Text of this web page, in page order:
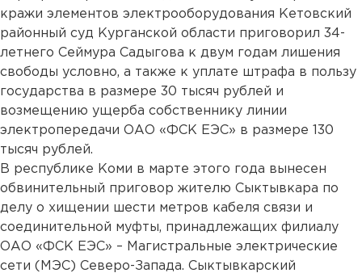
кражи элементов электрооборудования Кетовский
районный суд Курганской области приговорил 34-
летнего Сеймура Садыгова к двум годам лишения
свободы условно, а также к уплате штрафа в пользу
государства в размере 30 тысяч рублей и
возмещению ущерба собственнику линии
электропередачи ОАО «ФСК ЕЭС» в размере 130
тысяч рублей.
В республике Коми в марте этого года вынесен
обвинительный приговор жителю Сыктывкара по
делу о хищении шести метров кабеля связи и
соединительной муфты, принадлежащих филиалу
ОАО «ФСК ЕЭС» – Магистральные электрические
сети (МЭС) Северо-Запада. Сыктывкарский